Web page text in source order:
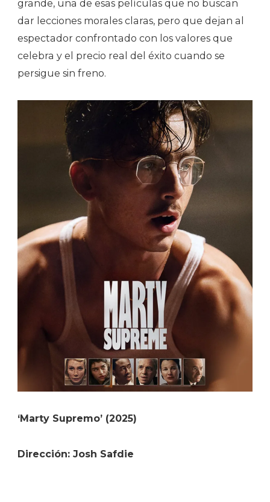
grande, una de esas películas que no buscan
dar lecciones morales claras, pero que dejan al
espectador confrontado con los valores que
celebra y el precio real del éxito cuando se
persigue sin freno.
‘Marty Supremo’ (2025)
Dirección: Josh Safdie